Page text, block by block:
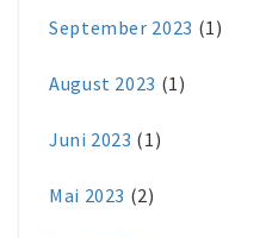
September 2023 (1)
August 2023 (1)
Juni 2023 (1)
Mai 2023 (2)